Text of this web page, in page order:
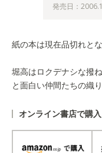
発売日：
紙の本は現在品切れと
堀高はロクデナシな撥
と面白い仲間たちの織
オンライン書店で購入